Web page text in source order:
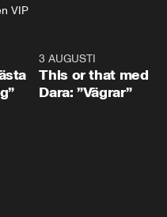
VIP
0:243 AUGUSTI
This or that med
Dara: ”Vägrar”